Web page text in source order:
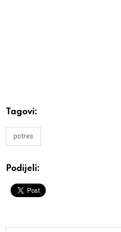
Tagovi:
potres
Podijeli: